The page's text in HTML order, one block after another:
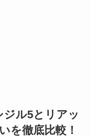
ジル5とリアッ
を徹底比較！